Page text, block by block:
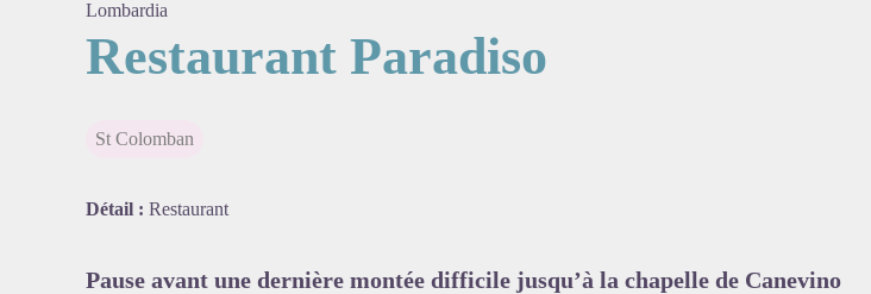
Lombardia
Restaurant Paradiso
St Colomban
Détail : Restaurant
Pause avant une dernière montée difficile jusqu’à la chapelle de Canevino